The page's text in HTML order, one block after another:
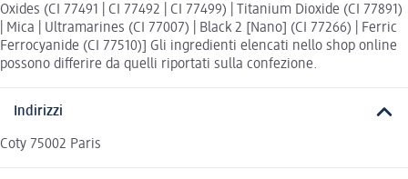
Oxides (CI 77491 | CI 77492 | CI 77499) | Titanium Dioxide (CI 77891)
| Mica | Ultramarines (CI 77007) | Black 2 [Nano] (CI 77266) | Ferric
Ferrocyanide (CI 77510)] Gli ingredienti elencati nello shop online
possono differire da quelli riportati sulla confezione.
Indirizzi
Coty 75002 Paris